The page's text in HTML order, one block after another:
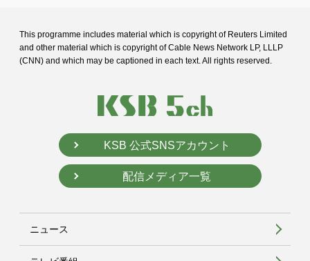
This programme includes material which is copyright of Reuters Limited
and other material which is copyright of Cable News Network LP, LLLP
(CNN) and which may be captioned in each text. All rights reserved.
KSB 公式SNSアカウント
配信メディア一覧
ニュース